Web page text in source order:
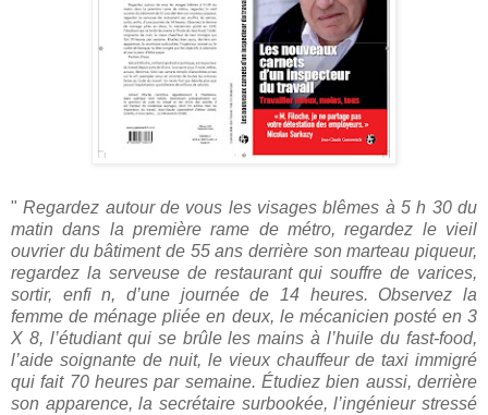
"Regardez autour de vous les visages blêmes à 5 h 30 du
matin dans la première rame de métro, regardez le vieil
ouvrier du bâtiment de 55 ans derrière son marteau piqueur,
regardez la serveuse de restaurant qui souffre de varices,
sortir, enfi n, d’une journée de 14 heures. Observez la
femme de ménage pliée en deux, le mécanicien posté en 3
X 8, l’étudiant qui se brûle les mains à l’huile du fast-food,
l’aide soignante de nuit, le vieux chauffeur de taxi immigré
qui fait 70 heures par semaine. Étudiez bien aussi, derrière
son apparence, la secrétaire surbookée, l’ingénieur stressé